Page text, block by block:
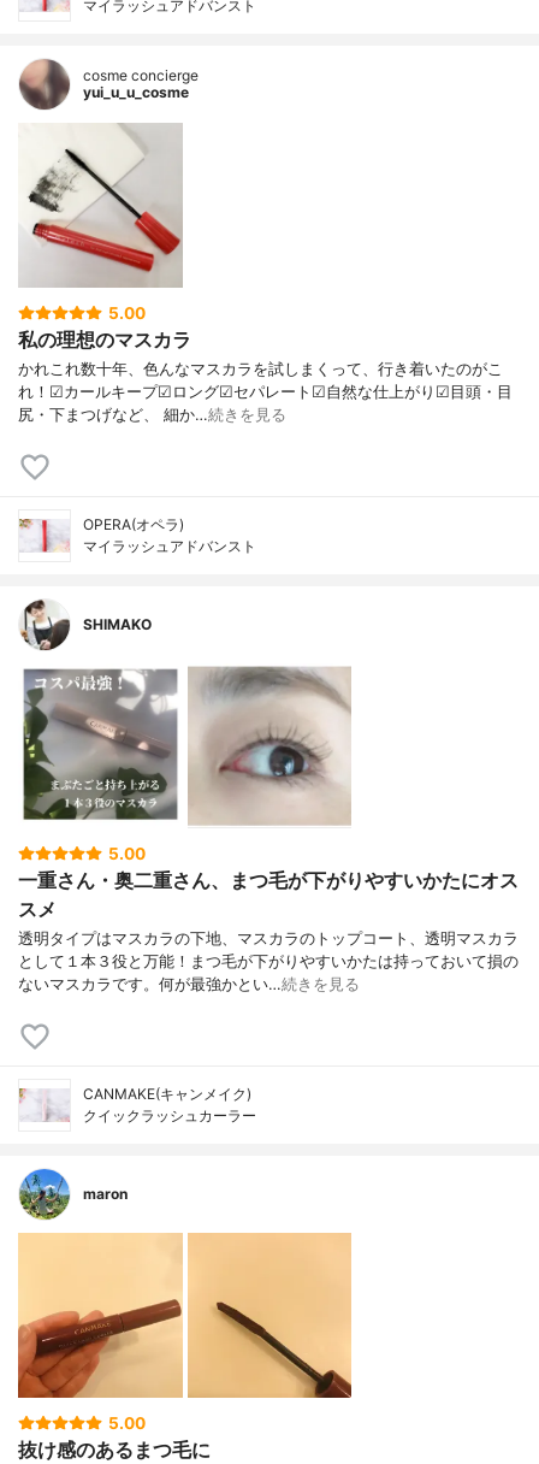
マイラッシュアドバンスト
cosme concierge
yui_u_u_cosme
5.00
私の理想のマスカラ
かれこれ数十年、色んなマスカラを試しまくって、行き着いたのがこ
れ！☑︎カールキープ☑︎ロング☑︎セパレート☑︎自然な仕上がり☑︎目頭・目
尻・下まつげなど、 細か…続きを見る
OPERA(オペラ)
マイラッシュアドバンスト
SHIMAKO
5.00
一重さん・奥二重さん、まつ毛が下がりやすいかたにオス
スメ
透明タイプはマスカラの下地、マスカラのトップコート、透明マスカラ
として１本３役と万能！まつ毛が下がりやすいかたは持っておいて損の
ないマスカラです。何が最強かとい…続きを見る
CANMAKE(キャンメイク)
クイックラッシュカーラー
maron
5.00
抜け感のあるまつ毛に